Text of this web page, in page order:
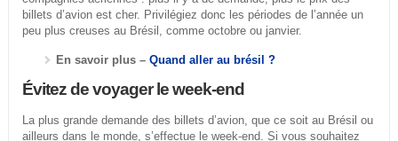
billets d’avion est cher. Privilégiez donc les périodes de l’année un
peu plus creuses au Brésil, comme octobre ou janvier.
En savoir plus – Quand aller au brésil ?
Évitez de voyager le week-end
La plus grande demande des billets d’avion, que ce soit au Brésil ou
ailleurs dans le monde, s’effectue le week-end. Si vous souhaitez